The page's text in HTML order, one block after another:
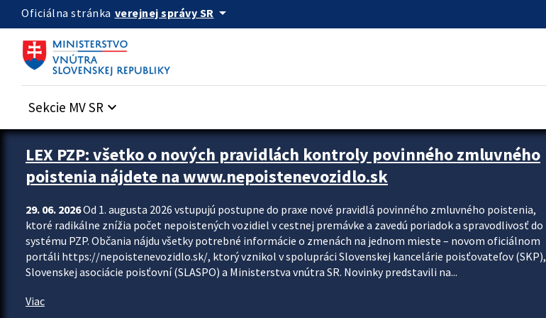
Preskocit na hlavný obsah
Oficiálna stránka verejnej správy SR arrow_drop_down
Sekcie MV SR keyboard_arrow_down
Zastavit automatický posun upútavok
LEX PZP: všetko o nových pravidlách kontroly povinného zmluvného
poistenia nájdete na www.nepoistenevozidlo.sk
29. 06. 2026Od 1. augusta 2026 vstupujú postupne do praxe nové pravidlá povinného zmluvného poistenia,
ktoré radikálne znížia počet nepoistených vozidiel v cestnej premávke a zavedú poriadok a spravodlivosť do
systému PZP. Občania nájdu všetky potrebné informácie o zmenách na jednom mieste – novom oficiálnom
portáli https://nepoistenevozidlo.sk/, ktorý vznikol v spolupráci Slovenskej kancelárie poisťovateľov (SKP),
Slovenskej asociácie poisťovní (SLASPO) a Ministerstva vnútra SR. Novinky predstavili na...
Viac